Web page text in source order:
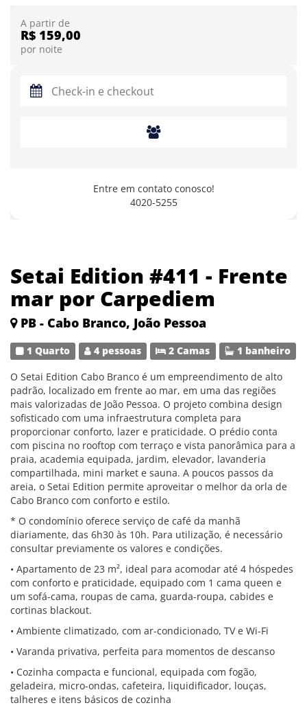
Setai Edition #411 - Frente
mar por Carpediem
PB - Cabo Branco, João Pessoa
1 Quarto 4 pessoas 2 Camas 1 banheiro
O Setai Edition Cabo Branco é um empreendimento de alto
padrão, localizado em frente ao mar, em uma das regiões
mais valorizadas de João Pessoa. O projeto combina design
sofisticado com uma infraestrutura completa para
proporcionar conforto, lazer e praticidade. O prédio conta
com piscina no rooftop com terraço e vista panorâmica para a
praia, academia equipada, jardim, elevador, lavanderia
compartilhada, mini market e sauna. A poucos passos da
areia, o Setai Edition permite aproveitar o melhor da orla de
Cabo Branco com conforto e estilo.
* O condomínio oferece serviço de café da manhã
diariamente, das 6h30 às 10h. Para utilização, é necessário
consultar previamente os valores e condições.
• Apartamento de 23 m², ideal para acomodar até 4 hóspedes
com conforto e praticidade, equipado com 1 cama queen e
um sofá-cama, roupas de cama, guarda-roupa, cabides e
cortinas blackout.
• Ambiente climatizado, com ar-condicionado, TV e Wi-Fi
• Varanda privativa, perfeita para momentos de descanso
• Cozinha compacta e funcional, equipada com fogão,
geladeira, micro-ondas, cafeteira, liquidificador, louças,
talheres e itens básicos de cozinha
A partir de
R$ 159,00
por noite
Entre em contato conosco!
4020-5255